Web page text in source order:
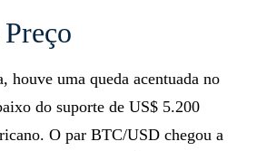
houve uma queda acentuada no
do suporte de US$ 5.200
O par BTC/USD chegou a